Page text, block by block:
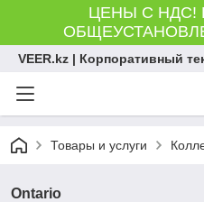
ЦЕНЫ С НДС!
VEER.kz | Корпоративный
Товары и услуги
Ontario